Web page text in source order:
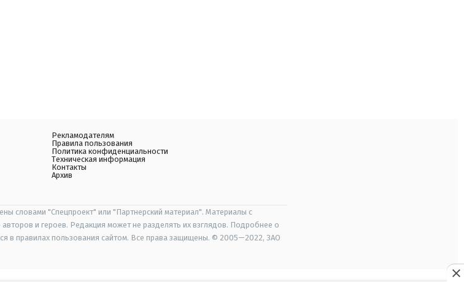
Рекламодателям
Правила пользования
Политика конфиденциальности
Техническая информация
Контакты
Архив
словами "Спецпроект" или "Партнерский материал". Материалы с
и героев. Редакция может не разделять их взглядов. Подробнее о
в правилах пользования сайтом. Все права защищены. © 2005—2022, ЗАО